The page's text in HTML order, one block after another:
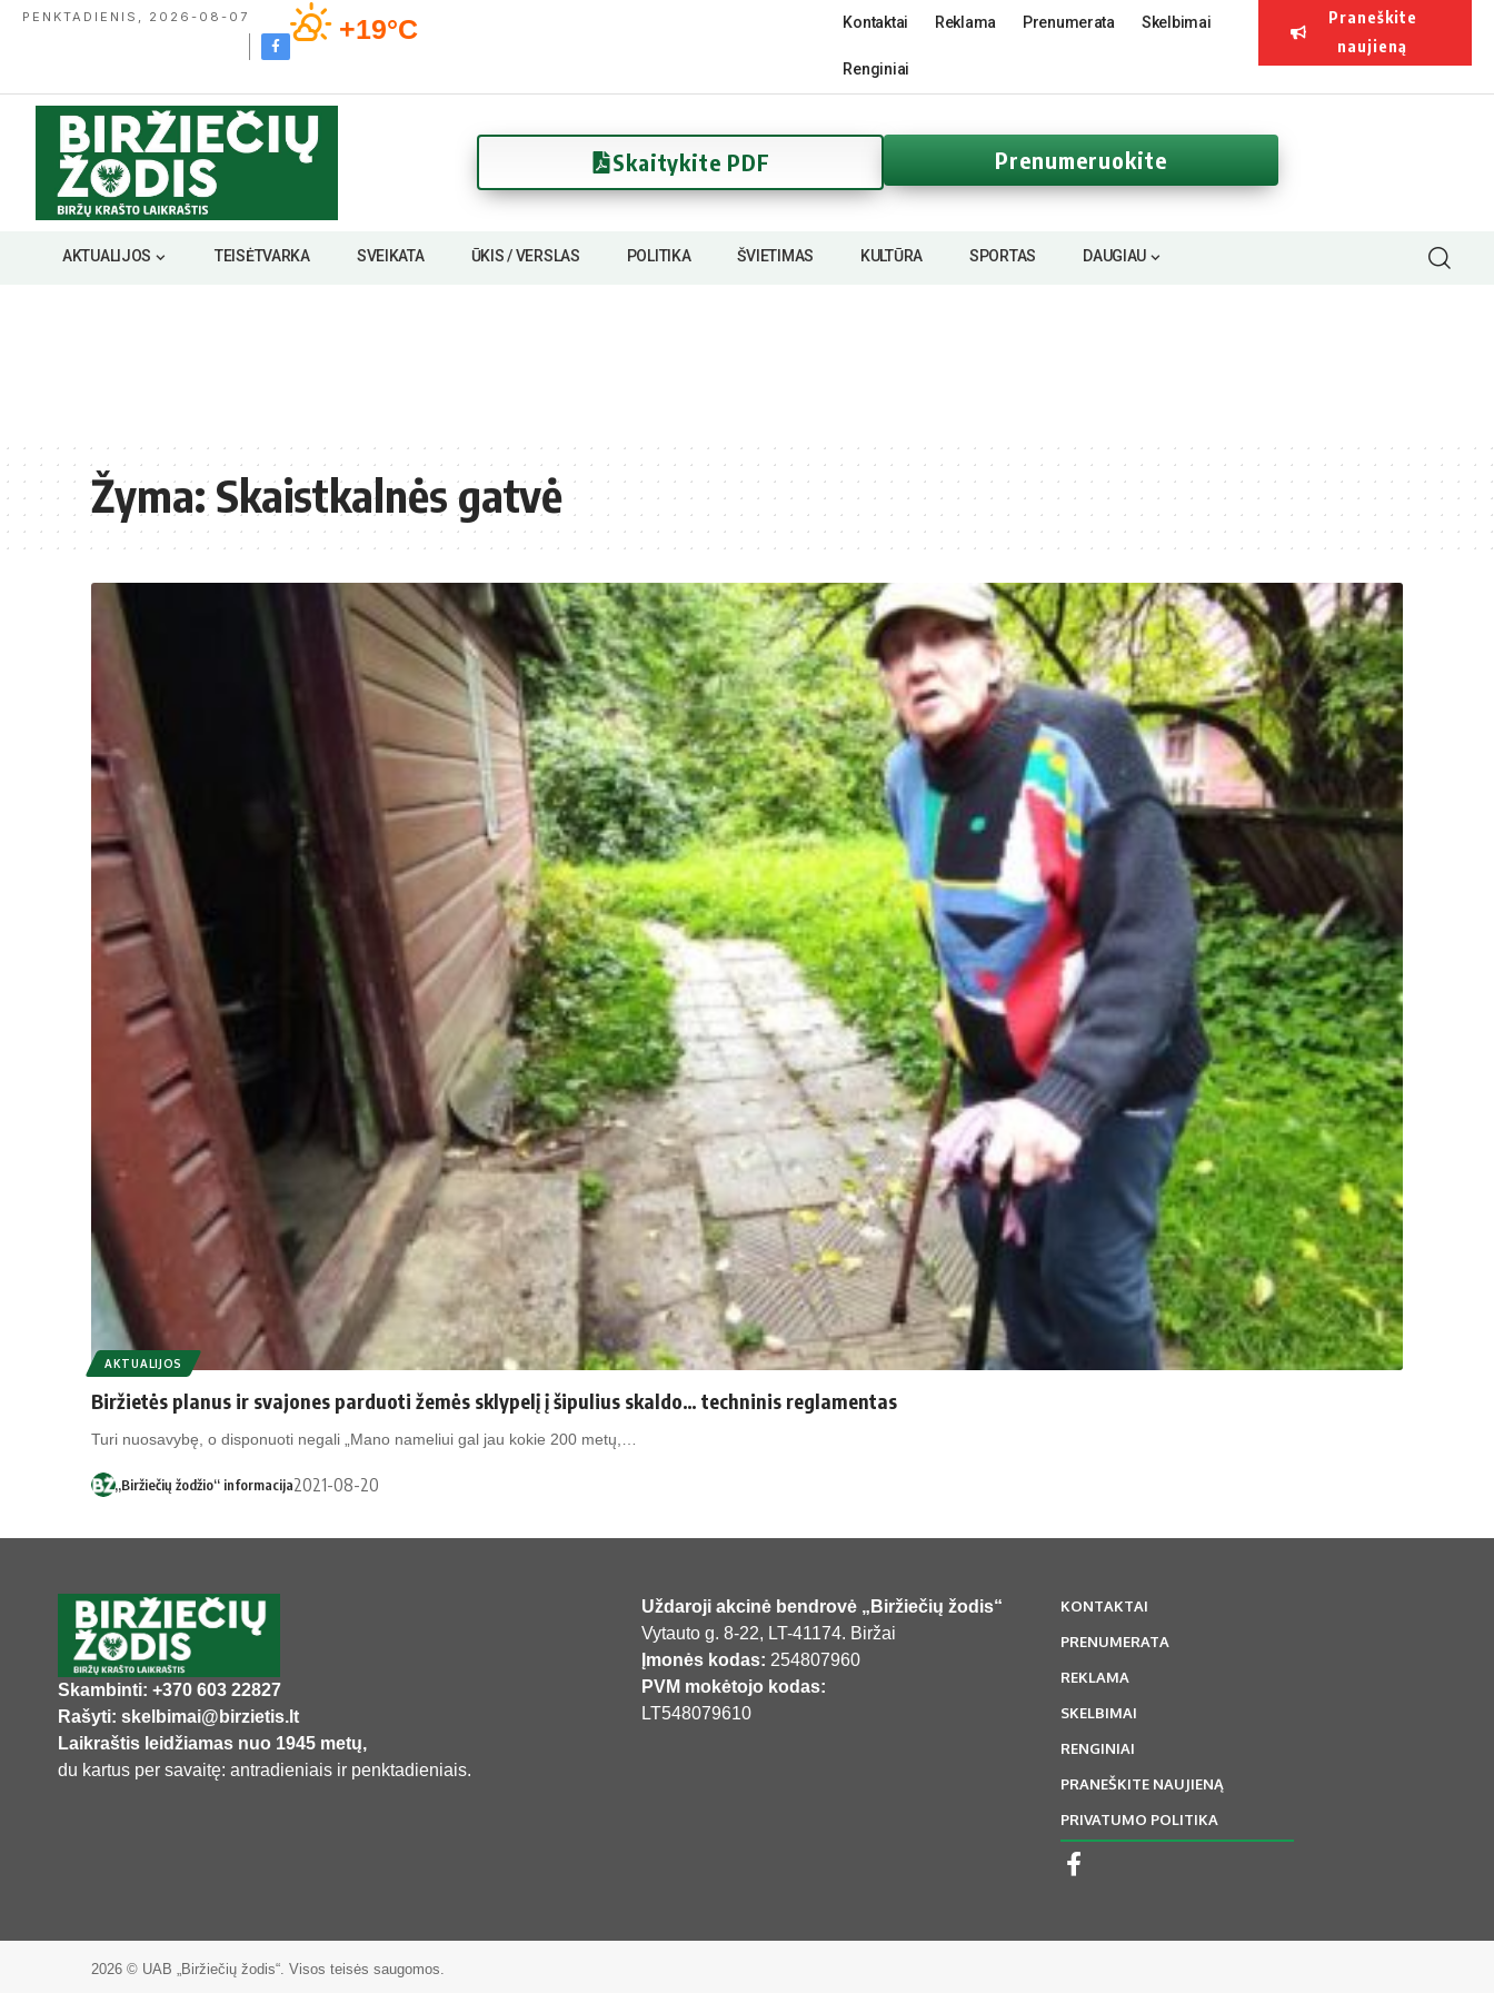
PENKTADIENIS, 2026-08-07 +19°C Kontaktai Reklama Prenumerata Skelbimai
Renginiai
Praneškite
naujieną
Skaitykite PDF Prenumeruokite
AKTUALIJOS TEISĖTVARKA SVEIKATA ŪKIS / VERSLAS POLITIKA ŠVIETIMAS KULTŪRA SPORTAS DAUGIAU
Žyma:Skaistkalnės gatvė
AKTUALIJOS
Biržietės planus ir svajones parduoti žemės sklypelį į šipulius skaldo… techninis reglamentas
Turi nuosavybę, o disponuoti negali „Mano nameliui gal jau kokie 200 metų,…
„Biržiečių žodžio“ informacija2021-08-20
Skambinti: +370 603 22827
Rašyti: skelbimai@birzietis.lt
Laikraštis leidžiamas nuo 1945 metų,
du kartus per savaitę: antradieniais ir penktadieniais.
Uždaroji akcinė bendrovė „Biržiečių žodis“
Vytauto g. 8-22, LT-41174. Biržai
Įmonės kodas: 254807960
PVM mokėtojo kodas:
LT548079610
KONTAKTAI
PRENUMERATA
REKLAMA
SKELBIMAI
RENGINIAI
PRANEŠKITE NAUJIENĄ
PRIVATUMO POLITIKA
2026 © UAB „Biržiečių žodis“. Visos teisės saugomos.